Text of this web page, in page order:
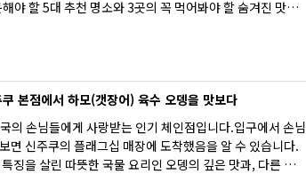
야 할 5대 추천 명소와 3곳의 꼭 먹어봐야 할 숨겨진 맛집
전히 휴식을 취하고 싶다면, 이곳에서 모두 만족할 수 있
습니다. 이 산책 가이드와 함께 신주쿠산초메의 깊은 매력
본점에서 하모(갯장어) 육수 오뎅을 맛보다
의 손님들에게 사랑받는 인기 체인점입니다.입구에서 손님
면 신주쿠의 플래그십 매장에 도착했음을 알 수 있습니다.
징을 살린 따뜻한 국물 요리인 오뎅의 깊은 맛과, 다른 곳